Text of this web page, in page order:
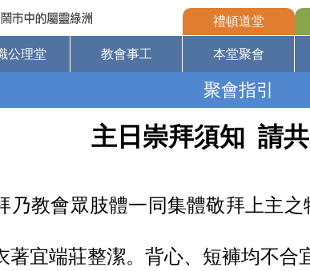
禮頓道堂
公理堂 教會事工 本堂聚會
聚會指引
主日崇拜須知 請
乃教會眾肢體一同集體敬拜上主
著宜端莊整潔。背心、短褲均不合